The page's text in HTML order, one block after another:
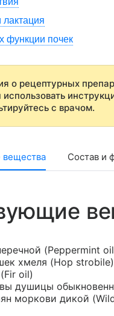
функции почек
о рецептурных
с врачом.
Состав и
(Peppermint
хмеля (Hop strobile)
oil)
душицы
моркови дикой